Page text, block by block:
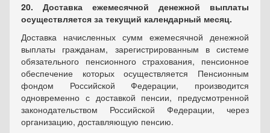
20. Доставка ежемесячной денежной выплаты
осуществляется за текущий календарный месяц.
Доставка начисленных сумм ежемесячной денежной
выплаты гражданам, зарегистрированным в системе
обязательного пенсионного страхования, пенсионное
обеспечение которых осуществляется Пенсионным
фондом Российской Федерации, производится
одновременно с доставкой пенсии, предусмотренной
законодательством Российской Федерации, через
организацию, доставляющую пенсию.